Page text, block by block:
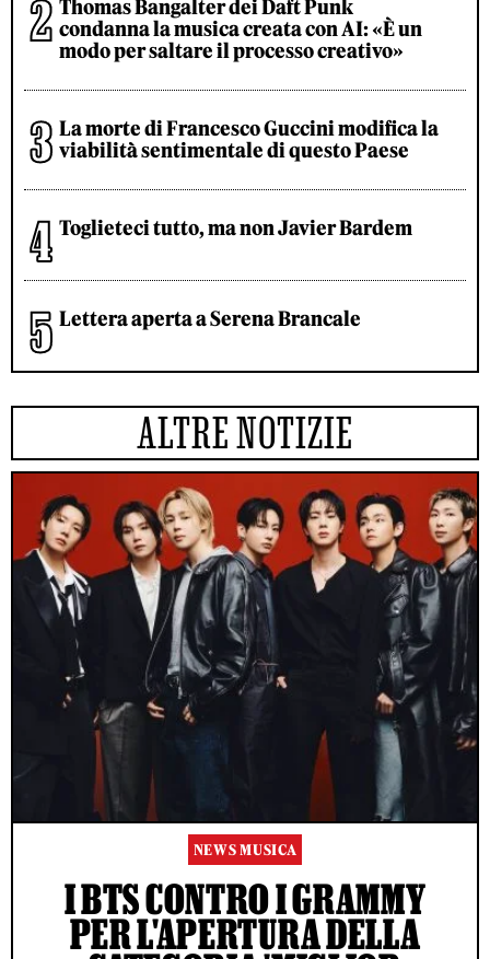
Thomas Bangalter dei Daft Punk
condanna la musica creata con AI: «È un
modo per saltare il processo creativo»
La morte di Francesco Guccini modifica la
viabilità sentimentale di questo Paese
Toglieteci tutto, ma non Javier Bardem
Lettera aperta a Serena Brancale
ALTRE NOTIZIE
NEWS MUSICA
I BTS CONTRO I GRAMMY
PER L'APERTURA DELLA